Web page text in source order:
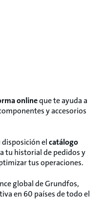
onlineque te ayuda a
y accesorios
elcatálogo
a tu historial de pedidos y
tus operaciones.
global de Grundfos,
en 60 países de todo el